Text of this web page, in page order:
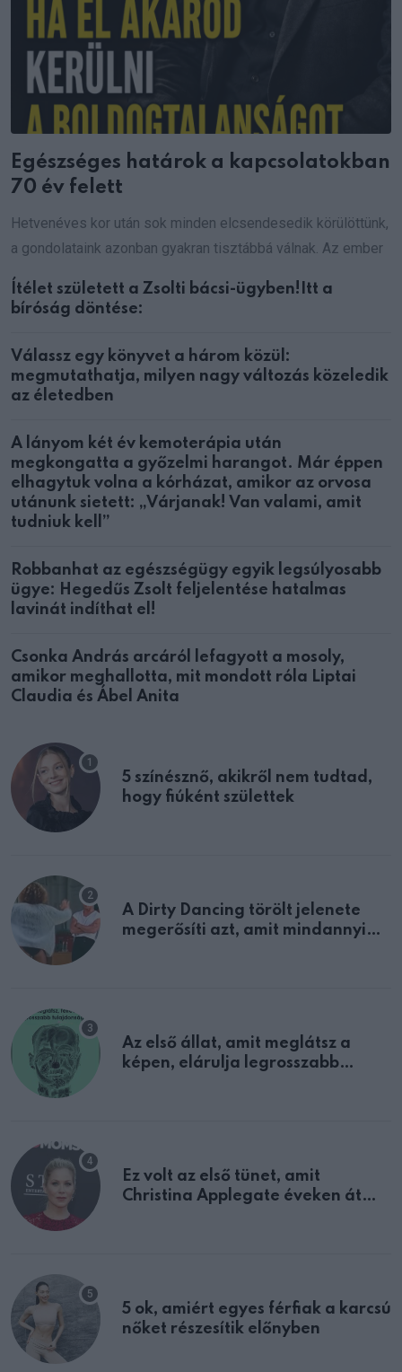
Egészséges határok a kapcsolatokban
70 év felett
Hetvenéves kor után sok minden elcsendesedik körülöttünk,
a gondolataink azonban gyakran tisztábbá válnak. Az ember
Ítélet született a Zsolti bácsi-ügyben!Itt a
bíróság döntése:
Válassz egy könyvet a három közül:
megmutathatja, milyen nagy változás közeledik
az életedben
A lányom két év kemoterápia után
megkongatta a győzelmi harangot. Már éppen
elhagytuk volna a kórházat, amikor az orvosa
utánunk sietett: „Várjanak! Van valami, amit
tudniuk kell”
Robbanhat az egészségügy egyik legsúlyosabb
ügye: Hegedűs Zsolt feljelentése hatalmas
lavinát indíthat el!
Csonka András arcáról lefagyott a mosoly,
amikor meghallotta, mit mondott róla Liptai
Claudia és Ábel Anita
5 színésznő, akikről nem tudtad,
hogy fiúként születtek
A Dirty Dancing törölt jelenete
megerősíti azt, amit mindannyian
Az első állat, amit meglátsz a
képen, elárulja legrosszabb
Ez volt az első tünet, amit
Christina Applegate éveken át
5 ok, amiért egyes férfiak a karcsú
nőket részesítik előnyben